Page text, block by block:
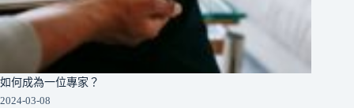
如何成為一位專家？
2024-03-08